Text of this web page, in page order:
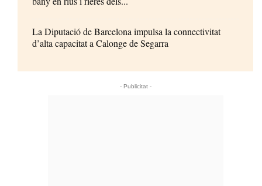
La Diputació de Barcelona impulsa la connectivitat
d’alta capacitat a Calonge de Segarra
- Publicitat -